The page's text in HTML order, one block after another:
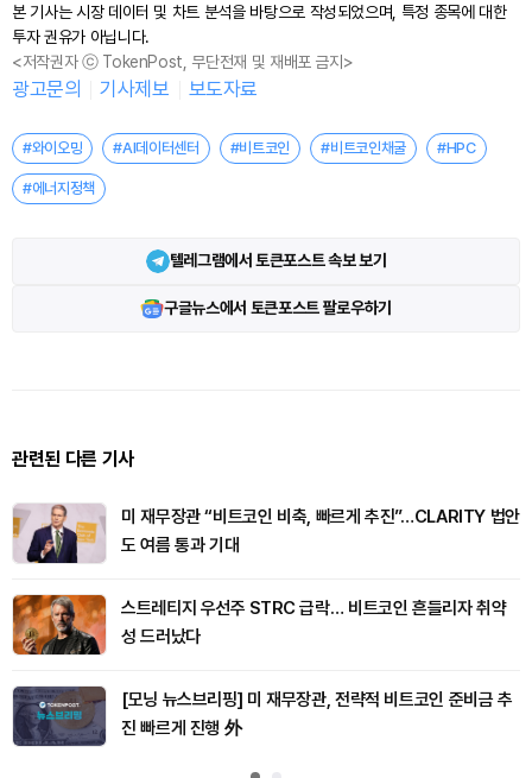
본 기사는 시장 데이터 및 차트 분석을 바탕으로 작성되었으며, 특정 종목에 대한
투자 권유가 아닙니다.
<저작권자 ⓒ TokenPost, 무단전재 및 재배포 금지>
광고문의 기사제보 보도자료
#와이오밍 #AI데이터센터 #비트코인 #비트코인채굴 #HPC
#에너지정책
텔레그램에서 토큰포스트 속보 보기
구글뉴스에서 토큰포스트 팔로우하기
관련된 다른 기사
미 재무장관 “비트코인 비축, 빠르게 추진”…CLARITY 법안
도 여름 통과 기대
스트레티지 우선주 STRC 급락… 비트코인 흔들리자 취약
성 드러났다
[모닝 뉴스브리핑] 미 재무장관, 전략적 비트코인 준비금 추
진 빠르게 진행 外